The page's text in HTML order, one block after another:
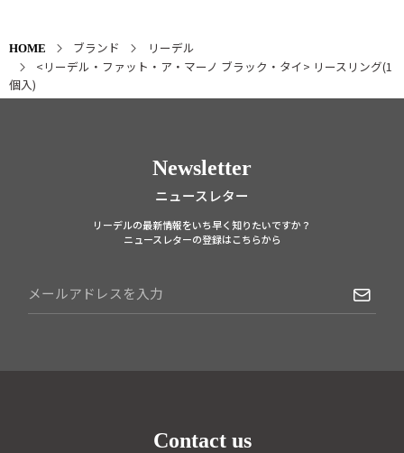
HOME ブランド
リーデル
<リーデル・ファット・ア・マーノ ブラック・タイ> リースリング(1
個入)
Newsletter
ニュースレター
リーデルの最新情報をいち早く知りたいですか？
ニュースレターの登録はこちらから
Contact us